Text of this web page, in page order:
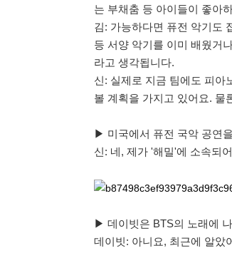
는 부채춤 등 아이들이 좋아
김: 가능하다면 퓨전 악기도
등 서양 악기를 이미 배웠거
라고 생각됩니다.
신: 실제로 지금 팀에도 피아
볼 계획을 가지고 있어요. 물
▶ 미국에서 퓨전 국악 공연
신: 네, 제가 '해밀'에 소속되
▶ 데이빗은 BTS의 노래에
데이빗: 아니요, 최근에 알았